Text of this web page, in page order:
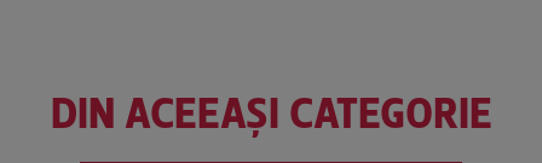
DIN ACEEAȘI CATEGORIE